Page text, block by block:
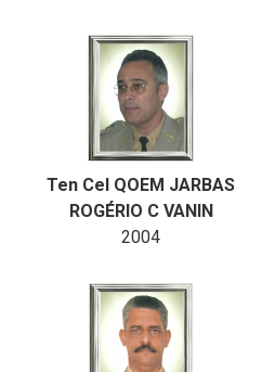
Ten Cel QOEM JARBAS
ROGÉRIO C VANIN
2004